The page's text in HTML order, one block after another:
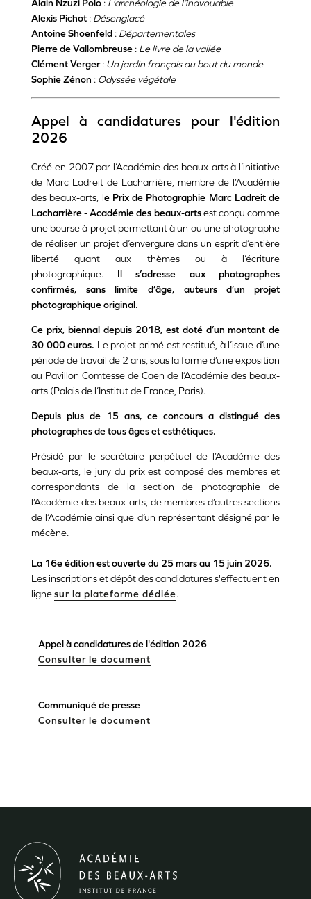
Alain Nzuzi Polo : L'archéologie de l’inavouable
Alexis Pichot : Désenglacé
Antoine Shoenfeld : Départementales
Pierre de Vallombreuse : Le livre de la vallée
Clément Verger: Un jardin français au bout du monde
Sophie Zénon : Odyssée végétale
Appel à candidatures pour l'édition
2026
Créé en 2007 par l’Académie des beaux-arts à l’initiative
de Marc Ladreit de Lacharrière, membre de l’Académie
des beaux-arts, le Prix de Photographie Marc Ladreit de
Lacharrière - Académie des beaux-artsest conçu comme
une bourse à projet permettant à un ou une photographe
de réaliser un projet d’envergure dans un esprit d’entière
liberté quant aux thèmes ou à l’écriture
photographique. Il s’adresse aux photographes
confirmés, sans limite d’âge, auteurs d’un projet
photographique original.
Ce prix, biennal depuis 2018, est doté d’un montant de
30 000 euros. Le projet primé est restitué, à l’issue d’une
période de travail de 2 ans, sous la forme d’une exposition
au Pavillon Comtesse de Caen de l’Académie des beaux-
arts (Palais de l’Institut de France, Paris).
Depuis plus de 15 ans, ce concours a distingué des
photographes de tous âges et esthétiques.
Présidé par le secrétaire perpétuel de l’Académie des
beaux-arts, le jury du prix est composé des membres et
correspondants de la section de photographie de
l’Académie des beaux-arts, de membres d’autres sections
de l’Académie ainsi que d’un représentant désigné par le
mécène.
La 16e édition est ouverte du 25 mars au 15 juin 2026.
Les inscriptions et dépôt des candidatures s'effectuent en
lignesur la plateforme dédiée.
Appel à candidatures de l'édition 2026
Consulter le document
Communiqué de presse
Consulter le document